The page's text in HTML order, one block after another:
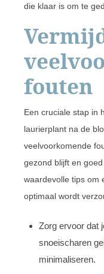
die klaar is om te
fouten
Een cruciale stap in
laurierplant na de
veelvoorkomende
gezond blijft en
waardevolle tips om
optimaal wordt
Zorg ervoor dat
snoeischaren
minimaliseren.